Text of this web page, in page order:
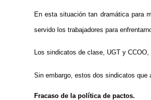
En esta situación tan dramática para
servido los trabajadores para
Los sindicatos de clase, UGT y
Sin embargo, estos dos sindicatos que
Fracaso de la política de pactos.